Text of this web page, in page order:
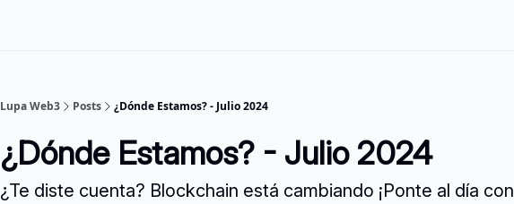
Lupa Web3 Posts ¿Dónde Estamos? - Julio 2024
¿Dónde Estamos? - Julio 2024
¿Te diste cuenta? Blockchain está cambiando ¡Ponte al día con